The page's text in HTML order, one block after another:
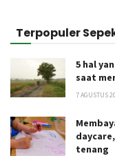
Terpopuler
5 hal
saat
7 AGUSTUS
tenang